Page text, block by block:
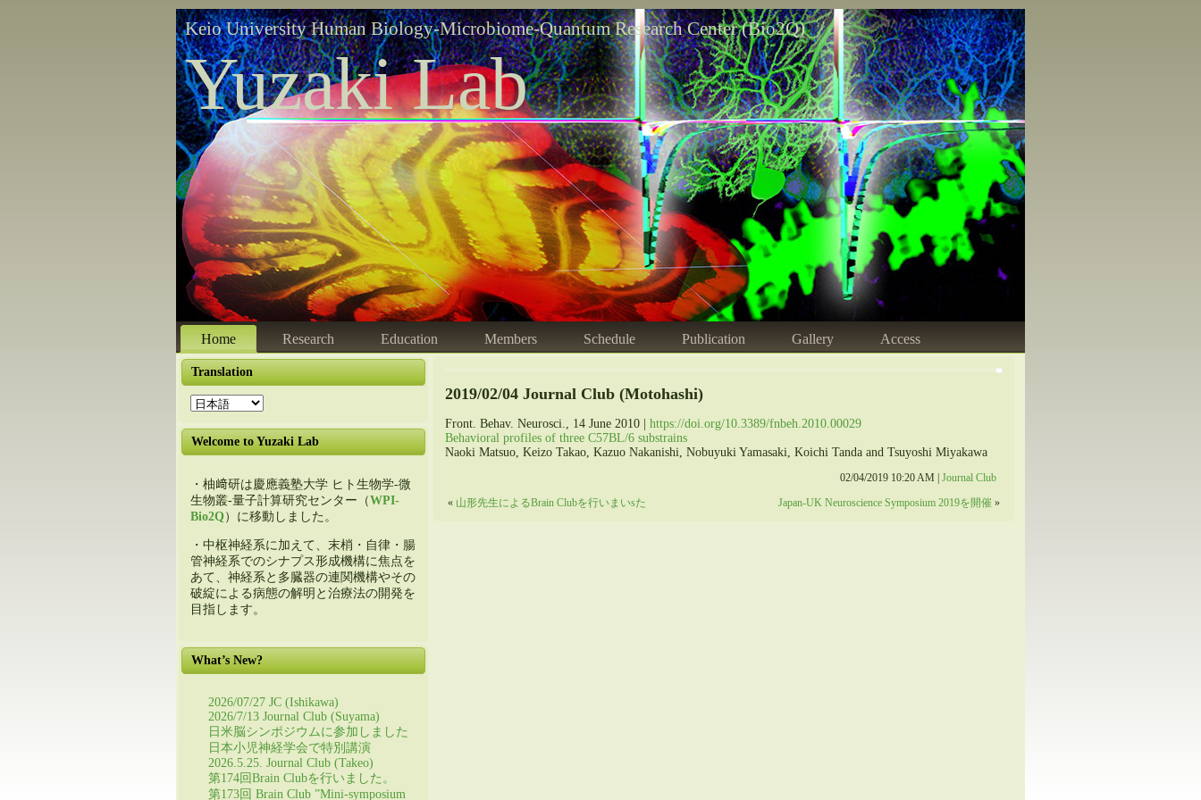
Keio University Human Biology-Microbiome-Quantum Research Center (Bio2Q)
Yuzaki Lab
Home Research Education Members Schedule Publication Gallery Access
Translation
Welcome to Yuzaki Lab
・柚﨑研は慶應義塾大学 ヒト生物学-微
生物叢-量子計算研究センター（WPI-
Bio2Q）に移動しました。
・中枢神経系に加えて、末梢・自律・腸
管神経系でのシナプス形成機構に焦点を
あて、神経系と多臓器の連関機構やその
破綻による病態の解明と治療法の開発を
目指します。
What’s New?
2026/07/27 JC (Ishikawa)
2026/7/13 Journal Club (Suyama)
日米脳シンポジウムに参加しました
日本小児神経学会で特別講演
2026.5.25. Journal Club (Takeo)
第174回Brain Clubを行いました。
第173回 Brain Club ”Mini-symposium
2019/02/04 Journal Club (Motohashi)
Front. Behav. Neurosci., 14 June 2010 | https://doi.org/10.3389/fnbeh.2010.00029
Behavioral profiles of three C57BL/6 substrains
Naoki Matsuo, Keizo Takao, Kazuo Nakanishi, Nobuyuki Yamasaki, Koichi Tanda and Tsuyoshi Miyakawa
02/04/2019 10:20 AM |Journal Club
« 山形先生によるBrain Clubを行いまいsた Japan-UK Neuroscience Symposium 2019を開催 »